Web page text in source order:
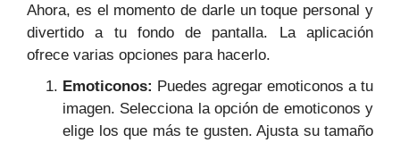
Ahora, es el momento de darle un toque personal y
divertido a tu fondo de pantalla. La aplicación
ofrece varias opciones para hacerlo.
Emoticonos: Puedes agregar emoticonos a tu
imagen. Selecciona la opción de emoticonos y
elige los que más te gusten. Ajusta su tamaño